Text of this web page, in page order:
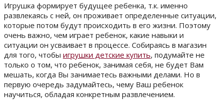
Игрушка формирует будущее ребенка, т.к. именно
развлекаясь с ней, он проживает определенные ситуации,
которые потом будут происходить в его жизни. Поэтому
очень важно, чем играет ребенок, какие навыки и
ситуации он усваивает в процессе. Собираясь в магазин
для того, чтобы игрушки детские купить, подумайте не
только о том, что ребенок, занимая себя, не будет Вам
мешать, когда Вы занимаетесь важными делами. Но в
первую очередь задумайтесь, чему Ваш ребенок
научиться, обладая конкретным развлечением.